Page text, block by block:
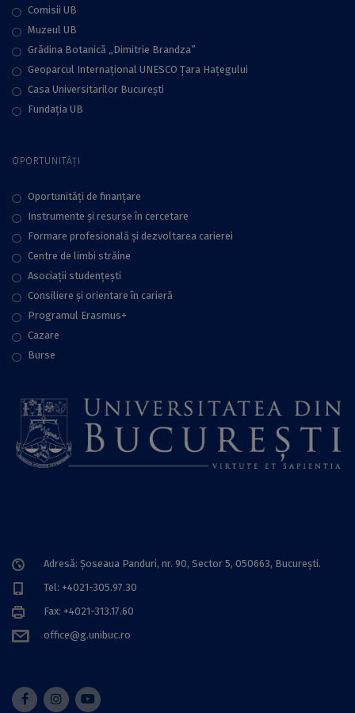
Comisii UB
Muzeul UB
Grădina Botanică „Dimitrie Brandza”
Geoparcul Internațional UNESCO Țara Hațegului
Casa Universitarilor București
Fundaţia UB
OPORTUNITĂȚI
Oportunități de finanțare
Instrumente și resurse în cercetare
Formare profesională și dezvoltarea carierei
Centre de limbi străine
Asociații studențești
Consiliere şi orientare în carieră
Programul Erasmus+
Cazare
Burse
Adresă: Șoseaua Panduri, nr. 90, Sector 5, 050663, Bucureşti.
Tel: +4021-305.97.30
Fax: +4021-313.17.60
office@g.unibuc.ro